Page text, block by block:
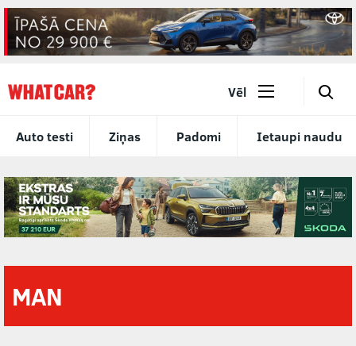
Auto testi Ziņas Padomi Ietaupi naudu
Vēl 🔎
MAN